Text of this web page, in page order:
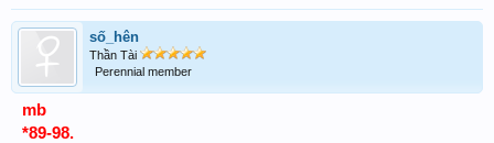
số_hên
Thần Tài
Perennial member
mb
*89-98.